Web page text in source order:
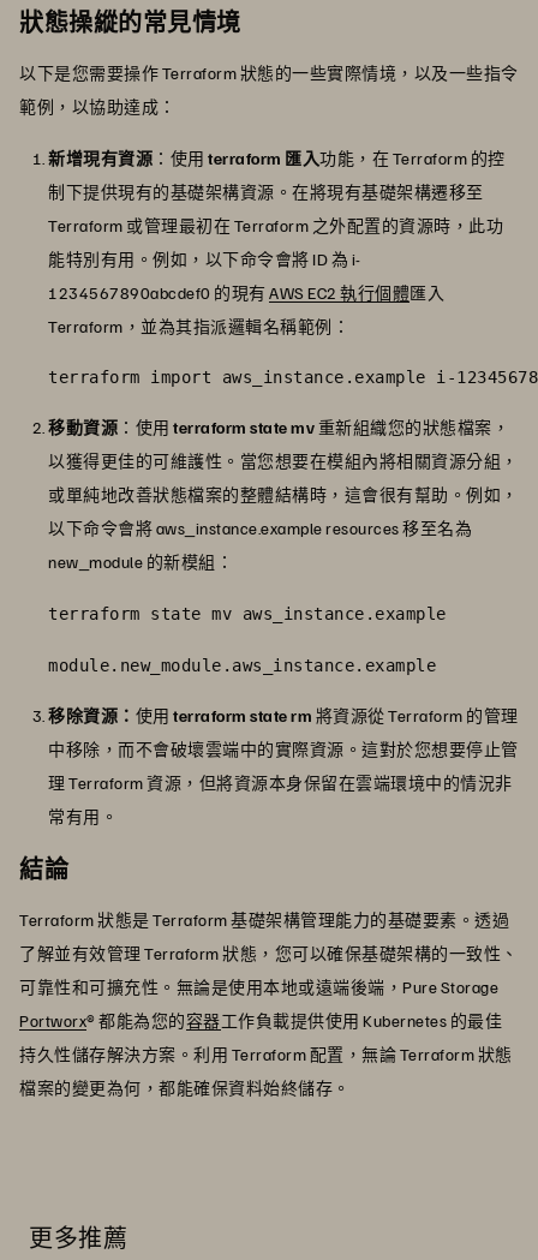
狀態操縱的常見情境
以下是您需要操作 Terraform 狀態的一些實際情境，以及一些指令
範例，以協助達成：
新增現有資源 ： 使用 terraform 匯入功能，在 Terraform 的控
制下提供現有的基礎架構資源。在將現有基礎架構遷移至
Terraform 或管理最初在 Terraform 之外配置的資源時，此功
能特別有用。例如，以下命令會將 ID 為 i-
1234567890abcdef0 的現有 AWS EC2 執行個體匯入
Terraform，並為其指派邏輯名稱範例：
terraform import aws_instance.example i-
移動資源 ：使用 terraform state mv重新組織您的狀態檔案，
以獲得更佳的可維護性。當您想要在模組內將相關資源分組，
或單純地改善狀態檔案的整體結構時，這會很有幫助。例如，
以下命令會將 aws_instance.example resources 移至名為
new_module 的新模組：
terraform state mv aws_instance.example
module.new_module.aws_instance.example
移除資源： 使用 terraform state rm 將資源從 Terraform 的管理
中移除，而不會破壞雲端中的實際資源。這對於您想要停止管
理 Terraform 資源，但將資源本身保留在雲端環境中的情況非
常有用。
結論
Terraform 狀態是 Terraform 基礎架構管理能力的基礎要素。透過
了解並有效管理 Terraform 狀態，您可以確保基礎架構的一致性、
可靠性和可擴充性。無論是使用本地或遠端後端，Pure Storage
Portworx® 都能為您的容器工作負載提供使用 Kubernetes 的最佳
持久性儲存解決方案。利用 Terraform 配置，無論 Terraform 狀態
檔案的變更為何，都能確保資料始終儲存。
更多推薦